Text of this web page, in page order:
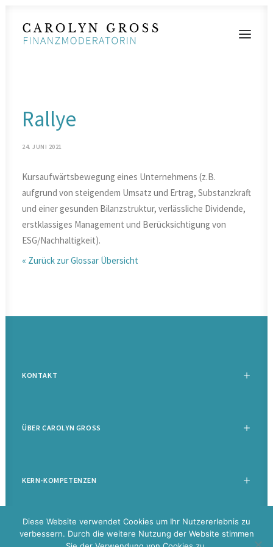
VORTRÄGE
Rallye
24. JUNI 2021
Kursaufwärtsbewegung eines Unternehmens (z.B.
aufgrund von steigendem Umsatz und Ertrag, Substanzkraft
und einer gesunden Bilanzstruktur, verlässliche Dividende,
erstklassiges Management und Berücksichtigung von
ESG/Nachhaltigkeit).
« Zurück zur Glossar Übersicht
KONTAKT
ÜBER CAROLYN GROSS
KERN-KOMPETENZEN
Diese Website verwendet Cookies um Ihr Nutzererlebnis zu
verbessern. Durch die weitere Nutzung der Website stimmen